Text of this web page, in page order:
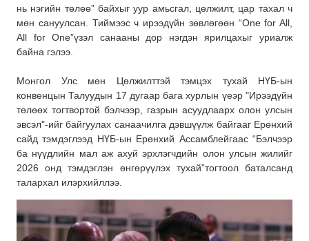
нь нэгийн төлөө” байхыг уур амьсгал, цөлжилт, цар тахал ч
мөн сануулсан. Тиймээс ч ирээдүйн зөвлөгөөн “One for All,
All for One”үзэл санааны дор нэгдэн ярилцахыг уриалж
байна гэлээ.
Монгол Улс мөн Цөлжилттэй тэмцэх тухай НҮБ-ын
конвенцын Талуудын 17 дугаар бага хурлын үеэр "Ирээдүйн
төлөөх тогтвортой бэлчээр, газрын асуудлаарх олон улсын
эвсэл"-ийг байгуулах санаачилга дэвшүүлж байгааг Ерөнхий
сайд тэмдэглээд НҮБ-ын Ерөнхий Ассамблейгаас “Бэлчээр
ба нүүдлийн мал аж ахуй эрхлэгчдийн олон улсын жилийг
2026 онд тэмдэглэн өнгөрүүлэх тухай”тогтоол баталсанд
талархал илэрхийллээ.